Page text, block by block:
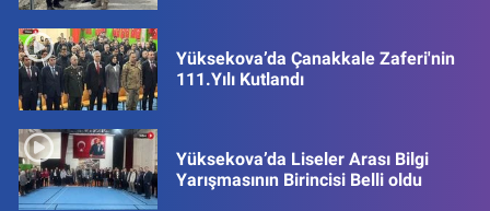
Yüksekova’da Çanakkale Zaferi'nin
111.Yılı Kutlandı
Yüksekova’da Liseler Arası Bilgi
Yarışmasının Birincisi Belli oldu